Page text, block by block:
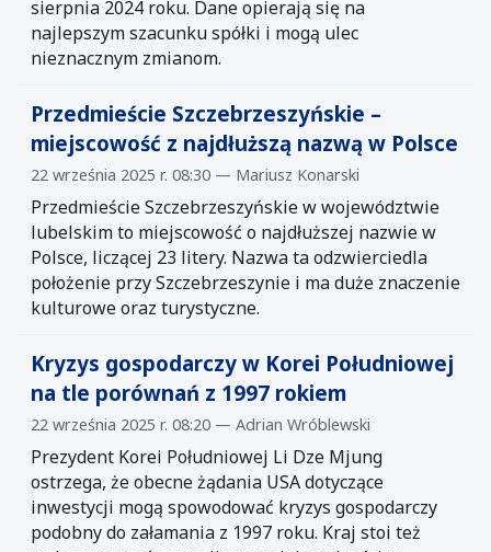
sierpnia 2024 roku. Dane opierają się na
najlepszym szacunku spółki i mogą ulec
nieznacznym zmianom.
Przedmieście Szczebrzeszyńskie –
miejscowość z najdłuższą nazwą w Polsce
22 września 2025 r. 08:30 — Mariusz Konarski
Przedmieście Szczebrzeszyńskie w województwie
lubelskim to miejscowość o najdłuższej nazwie w
Polsce, liczącej 23 litery. Nazwa ta odzwierciedla
położenie przy Szczebrzeszynie i ma duże znaczenie
kulturowe oraz turystyczne.
Kryzys gospodarczy w Korei Południowej
na tle porównań z 1997 rokiem
22 września 2025 r. 08:20 — Adrian Wróblewski
Prezydent Korei Południowej Li Dze Mjung
ostrzega, że obecne żądania USA dotyczące
inwestycji mogą spowodować kryzys gospodarczy
podobny do załamania z 1997 roku. Kraj stoi też